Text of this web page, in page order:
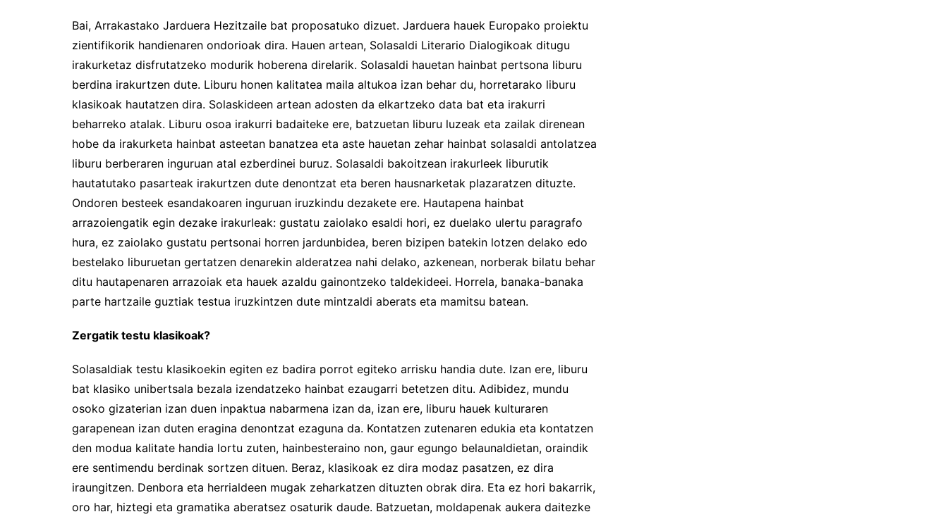
Bai, Arrakastako Jarduera Hezitzaile bat proposatuko dizuet. Jarduera hauek Europako proiektu
zientifikorik handienaren ondorioak dira. Hauen artean, Solasaldi Literario Dialogikoak ditugu
irakurketaz disfrutatzeko modurik hoberena direlarik. Solasaldi hauetan hainbat pertsona liburu
berdina irakurtzen dute. Liburu honen kalitatea maila altukoa izan behar du, horretarako liburu
klasikoak hautatzen dira. Solaskideen artean adosten da elkartzeko data bat eta irakurri
beharreko atalak. Liburu osoa irakurri badaiteke ere, batzuetan liburu luzeak eta zailak direnean
hobe da irakurketa hainbat asteetan banatzea eta aste hauetan zehar hainbat solasaldi antolatzea
liburu berberaren inguruan atal ezberdinei buruz. Solasaldi bakoitzean irakurleek liburutik
hautatutako pasarteak irakurtzen dute denontzat eta beren hausnarketak plazaratzen dituzte.
Ondoren besteek esandakoaren inguruan iruzkindu dezakete ere. Hautapena hainbat
arrazoiengatik egin dezake irakurleak: gustatu zaiolako esaldi hori, ez duelako ulertu paragrafo
hura, ez zaiolako gustatu pertsonai horren jardunbidea, beren bizipen batekin lotzen delako edo
bestelako liburuetan gertatzen denarekin alderatzea nahi delako, azkenean, norberak bilatu behar
ditu hautapenaren arrazoiak eta hauek azaldu gainontzeko taldekideei. Horrela, banaka-banaka
parte hartzaile guztiak testua iruzkintzen dute mintzaldi aberats eta mamitsu batean.
Zergatik testu klasikoak?
Solasaldiak testu klasikoekin egiten ez badira porrot egiteko arrisku handia dute. Izan ere, liburu
bat klasiko unibertsala bezala izendatzeko hainbat ezaugarri betetzen ditu. Adibidez, mundu
osoko gizaterian izan duen inpaktua nabarmena izan da, izan ere, liburu hauek kulturaren
garapenean izan duten eragina denontzat ezaguna da. Kontatzen zutenaren edukia eta kontatzen
den modua kalitate handia lortu zuten, hainbesteraino non, gaur egungo belaunaldietan, oraindik
ere sentimendu berdinak sortzen dituen. Beraz, klasikoak ez dira modaz pasatzen, ez dira
iraungitzen. Denbora eta herrialdeen mugak zeharkatzen dituzten obrak dira. Eta ez hori bakarrik,
oro har, hiztegi eta gramatika aberatsez osaturik daude. Batzuetan, moldapenak aukera daitezke